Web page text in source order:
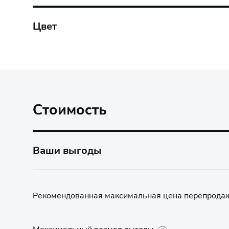
Цвет
Стоимость
Ваши выгоды
Рекомендованная максимальная цена